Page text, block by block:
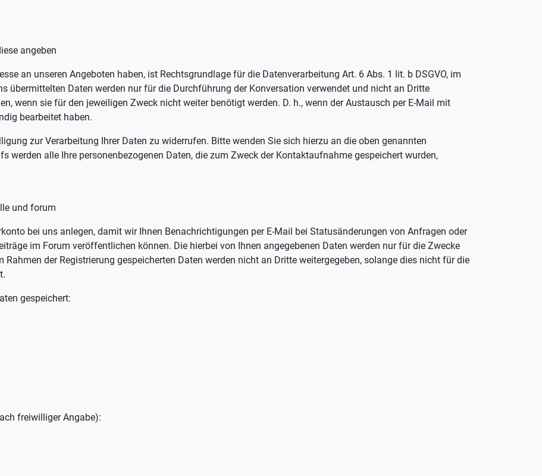
angeben
an unseren Angeboten haben, ist Rechtsgrundlage für die Datenverarbeitung Art. 6 Abs. 1 lit. b DSGVO, im
übermittelten Daten werden nur für die Durchführung der Konversation verwendet und nicht an Dritte
wenn sie für den jeweiligen Zweck nicht weiter benötigt werden. D. h., wenn der Austausch per E-Mail mit
bearbeitet haben.
zur Verarbeitung Ihrer Daten zu widerrufen. Bitte wenden Sie sich hierzu an die oben genannten
werden alle Ihre personenbezogenen Daten, die zum Zweck der Kontaktaufnahme gespeichert wurden,
und forum
bei uns anlegen, damit wir Ihnen Benachrichtigungen per E-Mail bei Statusänderungen von Anfragen oder
im Forum veröffentlichen können. Die hierbei von Ihnen angegebenen Daten werden nur für die Zwecke
Rahmen der Registrierung gespeicherten Daten werden nicht an Dritte weitergegeben, solange dies nicht für die
gespeichert:
freiwilliger Angabe):